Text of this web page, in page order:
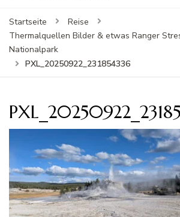
Startseite
Reise
Thermalquellen Bilder & etwas Ranger
Nationalpark
PXL_20250922_231854336